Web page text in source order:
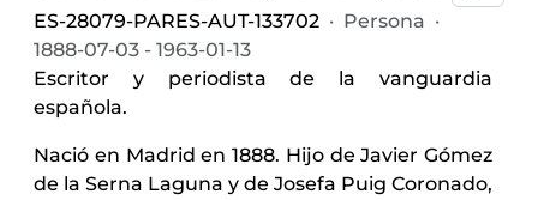
ES-28079-PARES-AUT-133702 · Persona ·
1888-07-03 - 1963-01-13
Escritor y periodista de la vanguardia
española.
Nació en Madrid en 1888. Hijo de Javier Gómez
de la Serna Laguna y de Josefa Puig Coronado,